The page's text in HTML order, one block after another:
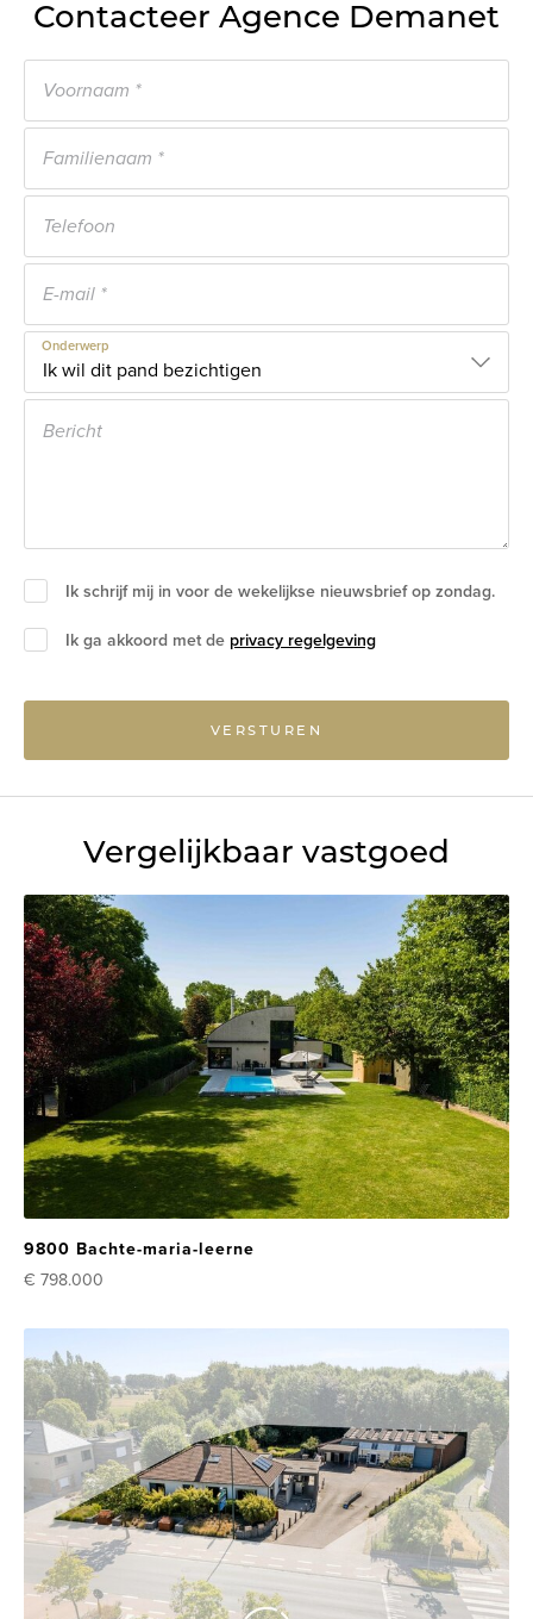
Contacteer Agence Demanet
Onderwerp
Ik schrijf mij in voor de wekelijkse nieuwsbrief op zondag.
Ik ga akkoord met de privacy regelgeving
VERSTUREN
Vergelijkbaar vastgoed
9800 Bachte-maria-leerne
€ 798.000